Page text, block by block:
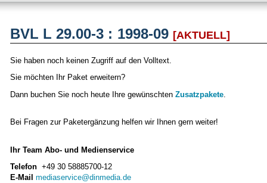
BVL L 29.00-3 : 1998-09 [AKTUELL]
Sie haben noch keinen Zugriff auf den Volltext.
Sie möchten Ihr Paket erweitern?
Dann buchen Sie noch heute Ihre gewünschten Zusatzpakete
Bei Fragen zur Paketergänzung helfen wir Ihnen gern weiter!
Ihr Team Abo- und Medienservice
Telefon +49 30 58885700-12
E-Mail mediaservice@dinmedia.de